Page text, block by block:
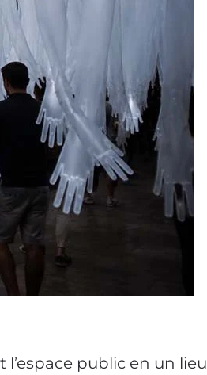
public en un lieu